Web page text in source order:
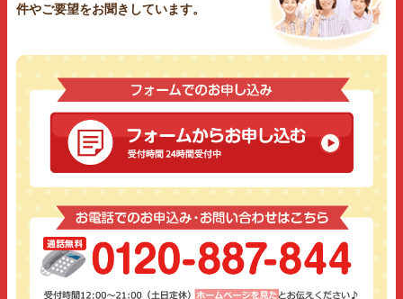
件やご要望をお聞きしています。